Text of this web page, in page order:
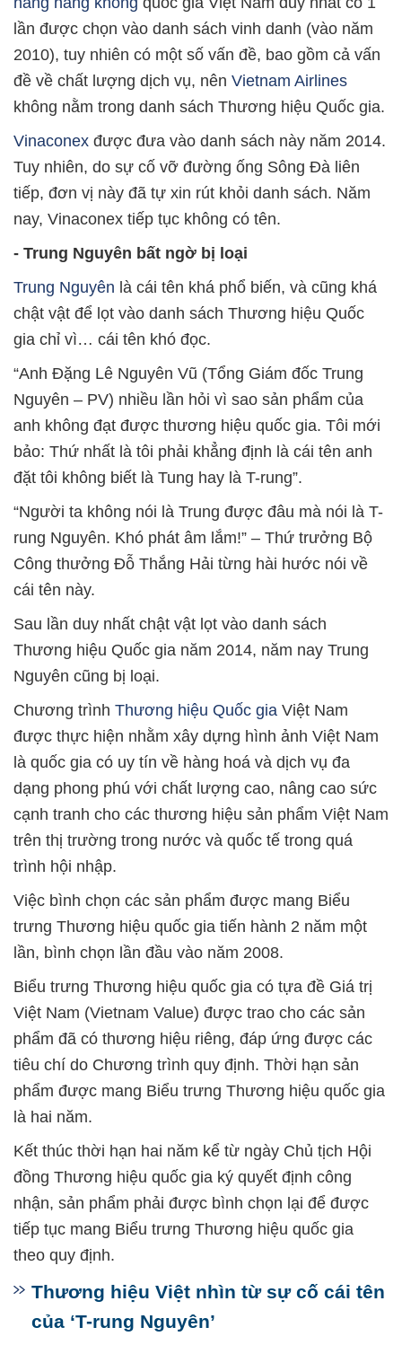
lần được chọn vào danh sách vinh danh (vào năm
2010), tuy nhiên có một số vấn đề, bao gồm cả vấn
đề về chất lượng dịch vụ, nên Vietnam Airlines
không nằm trong danh sách Thương hiệu Quốc gia.
Vinaconex được đưa vào danh sách này năm 2014.
Tuy nhiên, do sự cố vỡ đường ống Sông Đà liên
tiếp, đơn vị này đã tự xin rút khỏi danh sách. Năm
nay, Vinaconex tiếp tục không có tên.
- Trung Nguyên bất ngờ bị loại
Trung Nguyên là cái tên khá phổ biến, và cũng khá
chật vật để lọt vào danh sách Thương hiệu Quốc
gia chỉ vì… cái tên khó đọc.
“Anh Đặng Lê Nguyên Vũ (Tổng Giám đốc Trung
Nguyên – PV) nhiều lần hỏi vì sao sản phẩm của
anh không đạt được thương hiệu quốc gia. Tôi mới
bảo: Thứ nhất là tôi phải khẳng định là cái tên anh
đặt tôi không biết là Tung hay là T-rung”.
“Người ta không nói là Trung được đâu mà nói là T-
rung Nguyên. Khó phát âm lắm!” – Thứ trưởng Bộ
Công thưởng Đỗ Thắng Hải từng hài hước nói về
cái tên này.
Sau lần duy nhất chật vật lọt vào danh sách
Thương hiệu Quốc gia năm 2014, năm nay Trung
Nguyên cũng bị loại.
Chương trình Thương hiệu Quốc gia Việt Nam
được thực hiện nhằm xây dựng hình ảnh Việt Nam
là quốc gia có uy tín về hàng hoá và dịch vụ đa
dạng phong phú với chất lượng cao, nâng cao sức
cạnh tranh cho các thương hiệu sản phẩm Việt Nam
trên thị trường trong nước và quốc tế trong quá
trình hội nhập.
Việc bình chọn các sản phẩm được mang Biểu
trưng Thương hiệu quốc gia tiến hành 2 năm một
lần, bình chọn lần đầu vào năm 2008.
Biểu trưng Thương hiệu quốc gia có tựa đề Giá trị
Việt Nam (Vietnam Value) được trao cho các sản
phẩm đã có thương hiệu riêng, đáp ứng được các
tiêu chí do Chương trình quy định. Thời hạn sản
phẩm được mang Biểu trưng Thương hiệu quốc gia
là hai năm.
Kết thúc thời hạn hai năm kể từ ngày Chủ tịch Hội
đồng Thương hiệu quốc gia ký quyết định công
nhận, sản phẩm phải được bình chọn lại để được
tiếp tục mang Biểu trưng Thương hiệu quốc gia
theo quy định.
Thương hiệu Việt nhìn từ sự cố cái tên
của ‘T-rung Nguyên’